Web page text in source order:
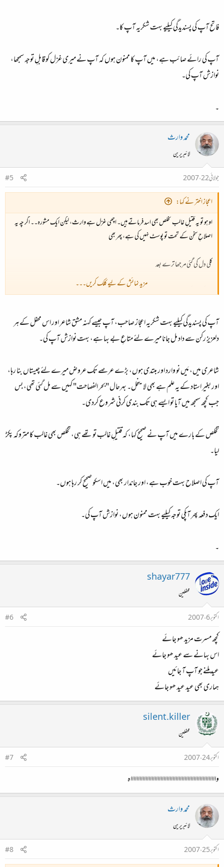
فاتح آپ کی پسندیدگی کیلیے بہت شکریہ آپ کا۔
آپ کی رائے صائب ہے، میں آپ کا ممنون ہوں کہ آپ نے میری غزل کو قابلِ توجہ سمجھا،
نوازش آپ کی۔
۔
محمد وارث
لائبریرین
جولائی 22، 2007
#5
اعجاز اختر نے کہا:
اوہو تو یہ قتیلِ غالب تخلص بھی اسد فرماتے ہیں۔ اچھی غزل ہے وارث، لیکن ایک مشورہ۔۔ اگر چہ یہ
اصلاحِ سخن کے تحت تو پوسٹ نہیں کی ہے، پھر بھی
کلی دل کی گئی مرجھا ترے بعد
اس کو یوں کر دیں تو نامانوسیت ختم ہو جائے گی
کلی مرجھا گئی دل کی ترے بعد
مزید نمائش کے لیے کلک کریں۔۔۔
آپ کی پسندیدگی کیلیے بہت شکریہ اعجاز صاحب، آپ جیسے کہنہ مشق شاعر اور اس محفل کے ہر
دلعزیز رکن سے داد مل جانا میرے لئے متاعِ بے بہا ہے، بہت نوازش آپ کی۔
شاعری میں، مَیں نو وارد اور مبتدی ہوں، بڑے عرصے تک عروض میرے لئے چیستاں بنا رہا،
اور بغیر استاد کے یہ علم ہے بھی لا ینحل۔ بہرحال "بحر الفصاحت" کہیں سے مل گئی تھی، بس
جب کچھ سمجھ میں آیا تو ایسے ہی تک بندی کرنی شروع کردی۔
تخلص کے بارے میں آپ نے صحیح کہا، کہ قتیلِ غالب تو تھے ہی، تخلص بھی غالب کا متروکہ پکڑ
لیا۔
آپ کی اصلاح بہت خوب ہے، اور جاندار بھی، میں اسکو صحیح کر رہا ہوں۔
ایک دفعہ پھر آپکی توجہ کیلیے بہت ممنون ہوں، نوازش آپ کی۔
۔
shayar777
محفلین
اکتوبر 6، 2007
#6
کچھ مسرت مزید ھو جائے
اس بہانے سے عید ھو جائے
عید ملنے جو آپ آ جائیں
ہماری بھی عید عید ھو جائے
silent.killer
محفلین
اکتوبر 24، 2007
#7
واااااااااااااااااااااااااااااااااااااااااااااااااااااااااہ
محمد وارث
لائبریرین
اکتوبر 25، 2007
#8